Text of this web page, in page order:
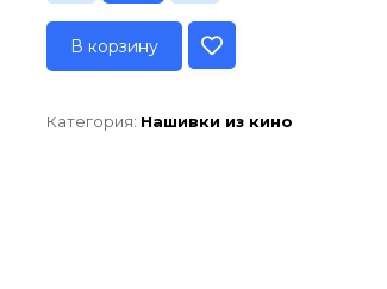
В корзину
Категория: Нашивки из кино